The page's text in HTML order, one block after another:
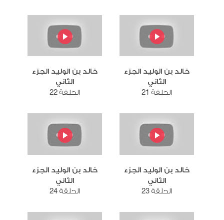
خالد بن الوليد الجزء
الثاني
الحلقة 21
خالد بن الوليد الجزء
الثاني
الحلقة 22
خالد بن الوليد الجزء
الثاني
الحلقة 23
خالد بن الوليد الجزء
الثاني
الحلقة 24